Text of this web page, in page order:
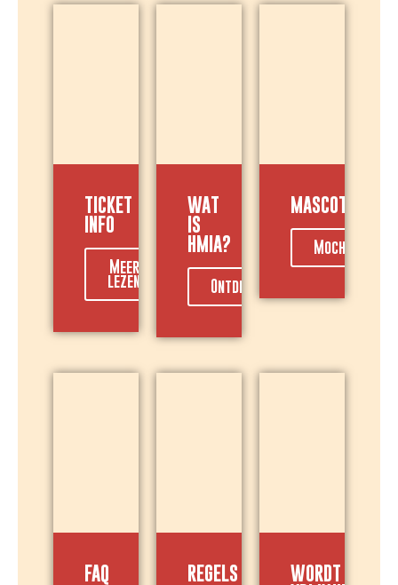
TICKET
INFO
Meer
lezen
WAT
IS
HMIA?
Ontdek
MASCOT
Mochi!
FAQ REGELS
WORDT